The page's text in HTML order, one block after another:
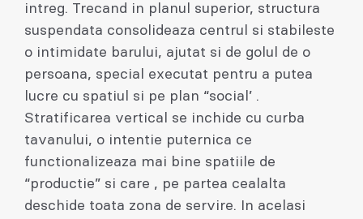
intreg. Trecand in planul superior, structura
suspendata consolideaza centrul si stabileste
o intimidate barului, ajutat si de golul de o
persoana, special executat pentru a putea
lucre cu spatiul si pe plan “social’ .
Stratificarea vertical se inchide cu curba
tavanului, o intentie puternica ce
functionalizeaza mai bine spatiile de
“productie” si care , pe partea cealalta
deschide toata zona de servire. In acelasi